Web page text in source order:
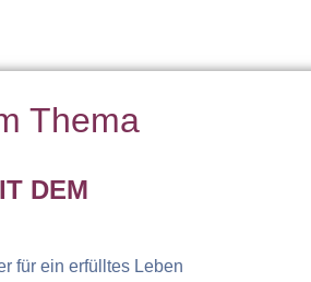
Thema
DEM
für ein erfülltes Leben